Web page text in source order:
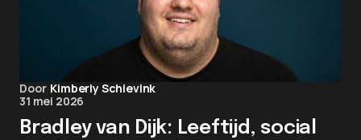
Door Kimberly Schievink
31 mei 2026
Bradley van Dijk: Leeftijd, social